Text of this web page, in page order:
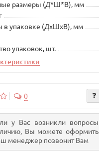
размеры (Д*Ш*В), мм
в упаковке (ДхШхВ), мм
упаковок, шт.
0
у Вас возникли
Вы можете оформить
менеджер позвонит Вам